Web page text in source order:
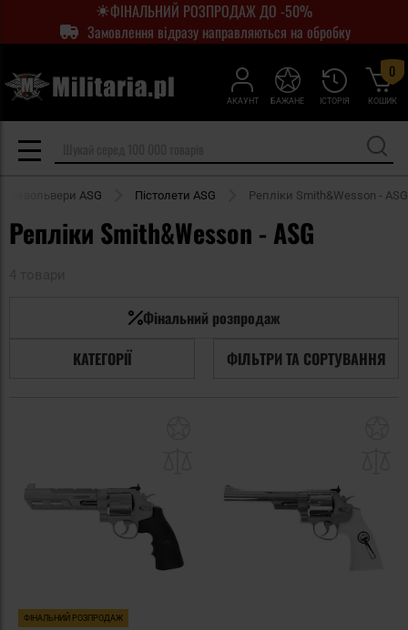
ФІНАЛЬНИЙ РОЗПРОДАЖ ДО -50%
Замовлення відразу направляються на обробку
АКАУНТ ІСТОРІЯ
БАЖАНЕ КОШИК
0
револьвери ASG Пістолети ASG Репліки Smith&Wesson - ASG
Репліки Smith&Wesson - ASG
Фінальний розпродаж
КАТЕГОРІЇ
ФІЛЬТРИ ТА СОРТУВАННЯ
уподобань
ФІНАЛЬНИЙ РОЗПРОДАЖ